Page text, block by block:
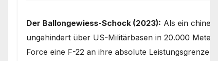
Der Ballongewiess-Schock (2023): Als ein
ungehindert über US-Militärbasen in 20.000
Force eine F-22 an ihre absolute Leistungsgrenze